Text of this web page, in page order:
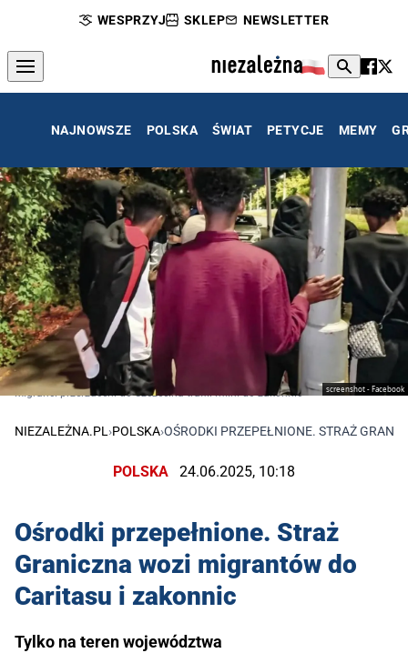
WESPRZYJ SKLEP NEWSLETTER
NAJNOWSZE POLSKA ŚWIAT PETYCJE MEMY
screenshot - Facebook
Migranci przerzuceni do Szczecina trafili m.in. do zakonnic
NIEZALEŻNA.PL ›POLSKA›OŚRODKI PRZEPEŁNIONE. STRAŻ
POLSKA 24.06.2025, 10:18
Ośrodki przepełnione. Straż
Graniczna wozi migrantów do
Caritasu i zakonnic
Tylko na teren województwa